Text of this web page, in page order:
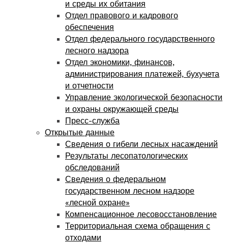
и среды их обитания
Отдел правового и кадрового
обеспечения
Отдел федерального государственного
лесного надзора
Отдел экономики, финансов,
администрирования платежей, бухучета
и отчетности
Управление экологической безопасности
и охраны окружающей среды
Пресс-служба
Открытые данные
Сведения о гибели лесных насаждений
Результаты лесопатологических
обследований
Сведения о федеральном
государственном лесном надзоре
«лесной охране»
Компенсационное лесовосстановление
Территориальная схема обращения с
отходами